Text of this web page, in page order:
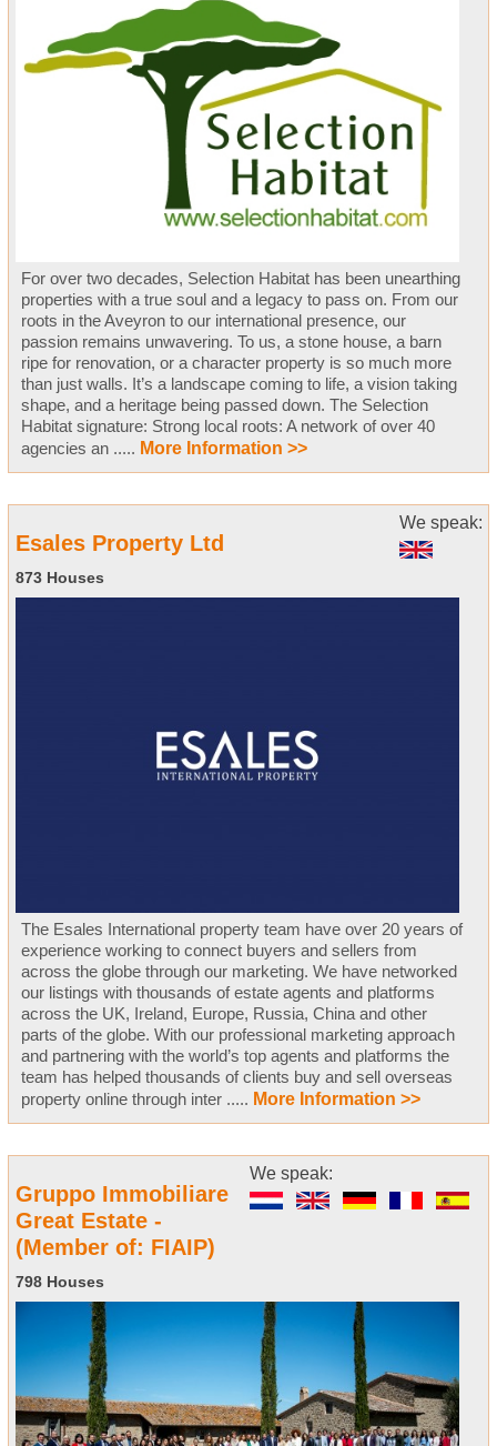
For over two decades, Selection Habitat has been unearthing
properties with a true soul and a legacy to pass on. From our
roots in the Aveyron to our international presence, our
passion remains unwavering. To us, a stone house, a barn
ripe for renovation, or a character property is so much more
than just walls. It’s a landscape coming to life, a vision taking
shape, and a heritage being passed down. The Selection
Habitat signature: Strong local roots: A network of over 40
agencies an ..... More Information >>
We speak:
Esales Property Ltd
873 Houses
The Esales International property team have over 20 years of
experience working to connect buyers and sellers from
across the globe through our marketing. We have networked
our listings with thousands of estate agents and platforms
across the UK, Ireland, Europe, Russia, China and other
parts of the globe. With our professional marketing approach
and partnering with the world’s top agents and platforms the
team has helped thousands of clients buy and sell overseas
property online through inter ..... More Information >>
We speak:
Gruppo Immobiliare
Great Estate -
(Member of: FIAIP)
798 Houses